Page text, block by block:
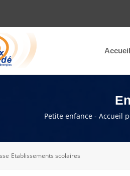
Accueil
Petite enfance - Accueil
Etablissements scolaires